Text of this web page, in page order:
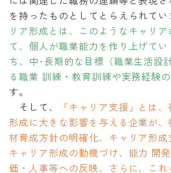
を持ったものとしてとらえられてい
リア形成とは、このようなキャリ
て、個人が職業能力を作り上げて
ち、中･長期的な目標（職業生活設
る職業 訓練・教育訓練や実務経験
す。
そして、
「キャリア支援」とは
形成に大きな影響を与える企業が
材育成方針の明確化、キャリア形成
キャリア形成の動機づけ、能力 開
価・人事等への反映、さらに、こ